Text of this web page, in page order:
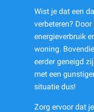
Wist je dat een
verbeteren?
energieverbruik
woning.
eerder geneigd
met een
situatie dus!
Zorg ervoor dat